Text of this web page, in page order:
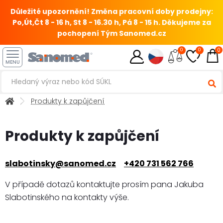
Důležité upozornění! Změna pracovní doby prodejny:
Po,Út,Čt 8 - 16 h, St 8 - 16.30 h, Pá 8 - 15 h. Děkujeme za
pochopení Tým Sanomed.cz
MENU
0 0 0
Produkty k zapůjčení
Produkty k zapůjčení
slabotinsky@sanomed.cz
+420 731 562 766
V případě dotazů kontaktujte prosím pana Jakuba
Slabotinského na kontakty výše.